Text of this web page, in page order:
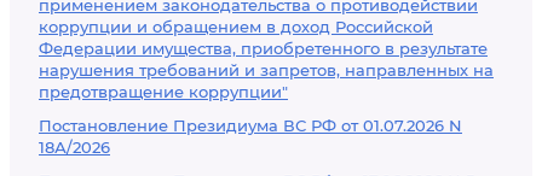
применением законодательства о противодействии
коррупции и обращением в доход Российской
Федерации имущества, приобретенного в результате
нарушения требований и запретов, направленных на
предотвращение коррупции"
Постановление Президиума ВС РФ от 01.07.2026 N
18А/2026